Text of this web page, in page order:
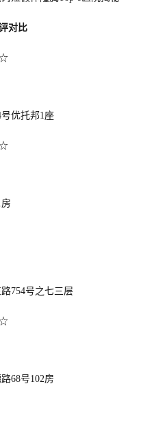
对比
优托邦1座
754号之七三层
68号102房